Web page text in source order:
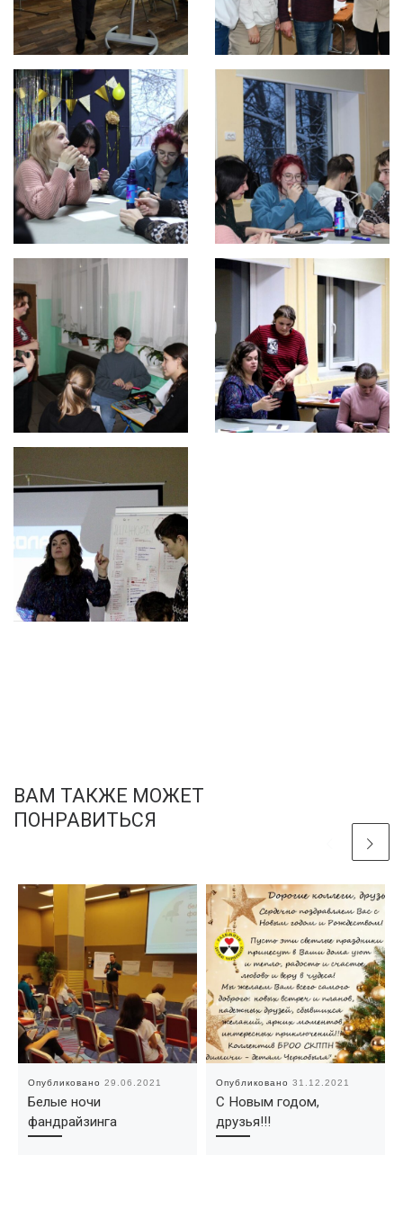
ВАМ ТАКЖЕ МОЖЕТ
ПОНРАВИТЬСЯ
Опубликовано 29.06.2021
Белые ночи
фандрайзинга
Опубликовано 31.12.2021
С Новым годом,
друзья!!!